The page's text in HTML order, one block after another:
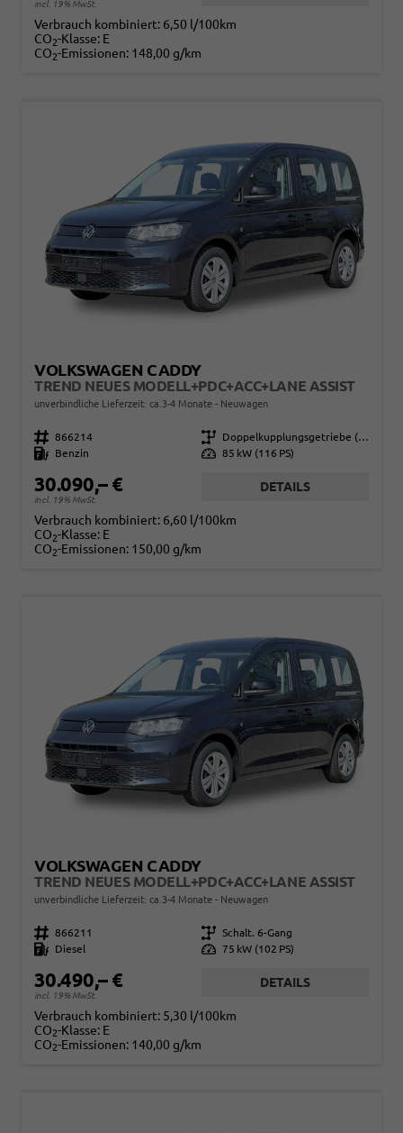
incl. 19% MwSt.
Verbrauch kombiniert: 6,50 l/100km
CO2-Klasse: E
CO2-Emissionen: 148,00 g/km
VOLKSWAGEN CADDY
TREND NEUES MODELL+PDC+ACC+LANE ASSIST
unverbindliche Lieferzeit: ca.3-4 Monate Neuwagen
Fahrzeugnr. 866214 Getriebe
Doppelkupplungsgetriebe (DSG)
Kraftstoff
Benzin Leistung 85 kW (116 PS)
30.090,– €
incl. 19% MwSt.
DETAILS
Verbrauch kombiniert: 6,60 l/100km
CO2-Klasse: E
CO2-Emissionen: 150,00 g/km
VOLKSWAGEN CADDY
TREND NEUES MODELL+PDC+ACC+LANE ASSIST
unverbindliche Lieferzeit: ca.3-4 Monate Neuwagen
Fahrzeugnr. 866211 Getriebe Schalt. 6-Gang
Kraftstoff
Diesel Leistung 75 kW (102 PS)
30.490,– €
incl. 19% MwSt.
DETAILS
Verbrauch kombiniert: 5,30 l/100km
CO2-Klasse: E
CO2-Emissionen: 140,00 g/km